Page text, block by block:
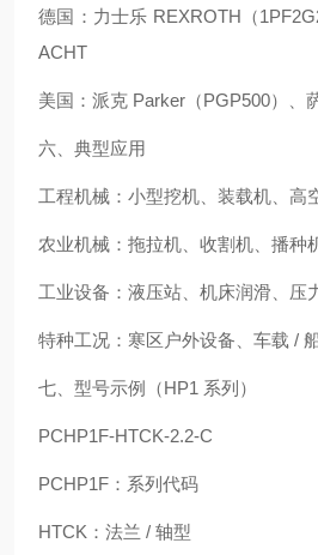
德国：力士乐 REXROTH（
ACHT
美国：派克 Parker（PGP500）、
六、典型应用
工程机械：小型挖机、装载机、高
农业机械：拖拉机、收割机、播种
工业设备：液压站、机床润滑、压
特种工况：寒区户外设备、车载 /
七、型号示例（HP1 系列）
PCHP1F-HTCK-2.2-C
PCHP1F：系列代码
HTCK：法兰 / 轴型